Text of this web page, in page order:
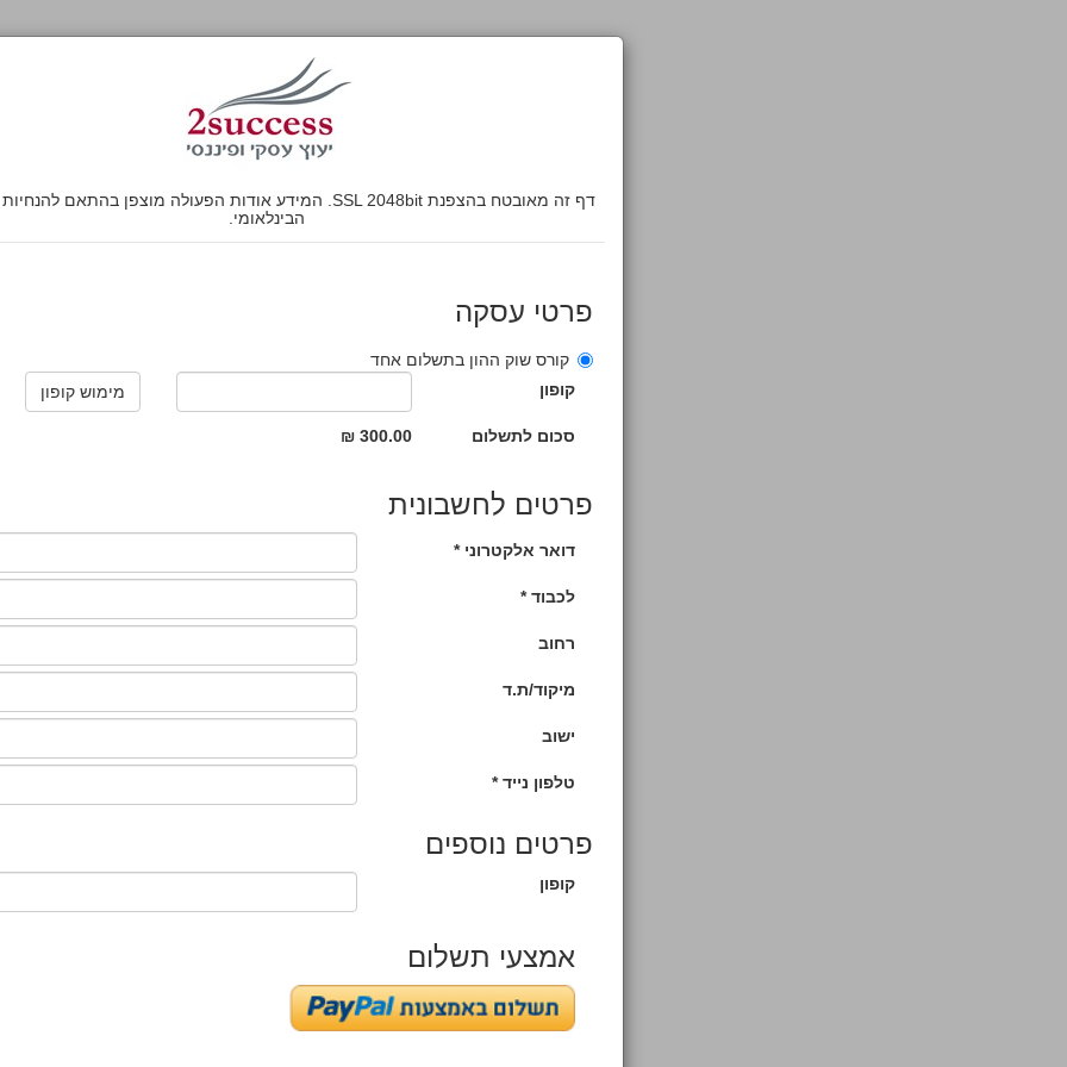
הבינלאומי.
פרטי עסקה
קורס שוק ההון בתשלום אחד
קופון
סכום לתשלום 300.00 ₪
פרטים לחשבונית
דואר אלקטרוני *
לכבוד *
רחוב
מיקוד/ת.ד
ישוב
טלפון נייד *
פרטים נוספים
קופון
אמצעי תשלום